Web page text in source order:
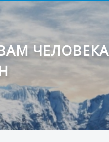
ЧЕЛОВЕКА